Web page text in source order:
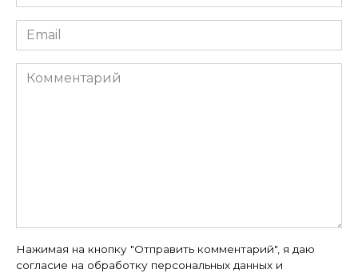
*
Email
*
Комментарий
Нажимая на кнопку "Отправить комментарий", я даю
согласие на обработку персональных данных и